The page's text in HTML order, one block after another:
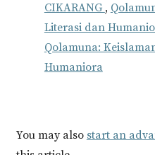
CIKARANG ,
Literasi dan
Qolamuna:
Humaniora
You may also start an